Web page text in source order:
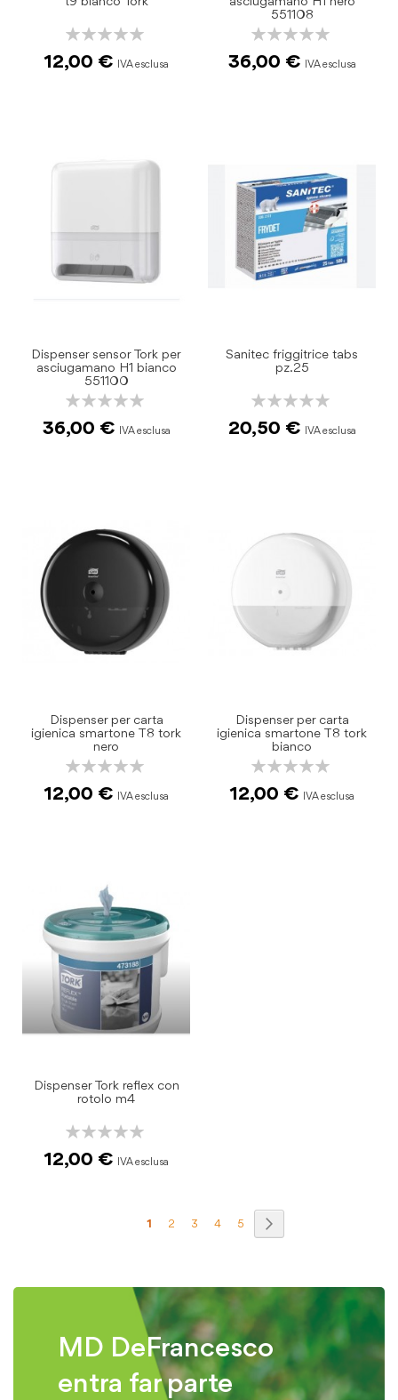
Rating:
12,00 €
551108
Rating:
36,00 €
Dispenser sensor Tork per
asciugamano H1 bianco
551100
Rating:
36,00 €
Sanitec friggitrice tabs
pz.25
Rating:
20,50 €
Dispenser per carta
igienica smartone T8 tork
nero
Rating:
12,00 €
Dispenser per carta
igienica smartone T8 tork
bianco
Rating:
12,00 €
Dispenser Tork reflex con
rotolo m4
Rating:
12,00 €
Pagina
Attualmente
pagina
1 Pagina
2 Pagina
3 Pagina
4 Pagina
5
MD DeFrancesco
entra far parte